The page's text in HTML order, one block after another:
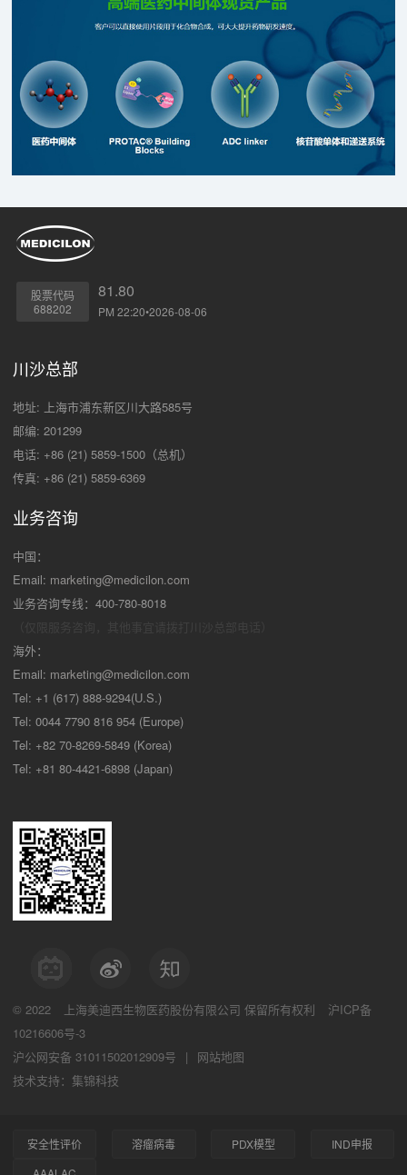
股票代码
688202
81.80
PM 22:20•2026-08-06
川沙总部
地址: 上海市浦东新区川大路585号
邮编: 201299
电话: +86 (21) 5859-1500（总机）
传真: +86 (21) 5859-6369
业务咨询
中国：
Email: marketing@medicilon.com
业务咨询专线：400-780-8018
海外：
Email: marketing@medicilon.com
Tel: +1 (617) 888-9294(U.S.)
Tel: 0044 7790 816 954 (Europe)
Tel: +82 70-8269-5849 (Korea)
Tel: +81 80-4421-6898 (Japan)
© 2022 上海美迪西生物医药股份有限公司 保留所有权利
沪ICP备
10216606号-3
沪公网安备 31011502012909号
|
网站地图
技术支持：集锦科技
安全性评价 溶瘤病毒 PDX模型
IND申报